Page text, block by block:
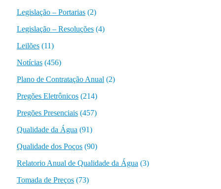
Legislação – Portarias(2)
Legislação – Resoluções(4)
Leilões(11)
Notícias(456)
Plano de Contratação Anual (2)
Pregões Eletrônicos(214)
Pregões Presenciais(457)
Qualidade da Água (91)
Qualidade dos Poços(90)
Relatorio Anual de Qualidade da Água (3)
Tomada de Preços(73)